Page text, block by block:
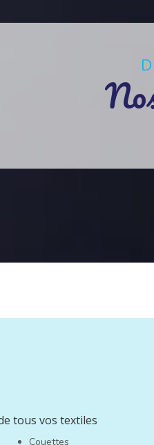
tous vos textiles
Couettes